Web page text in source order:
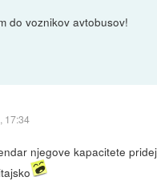
do voznikov avtobusov!
17:34
njegove kapacitete